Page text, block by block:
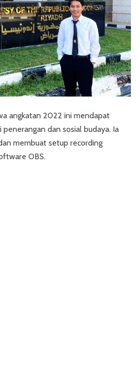
angkatan 2022 ini mendapat
dan sosial budaya. Ia
membuat setup recording
OBS.